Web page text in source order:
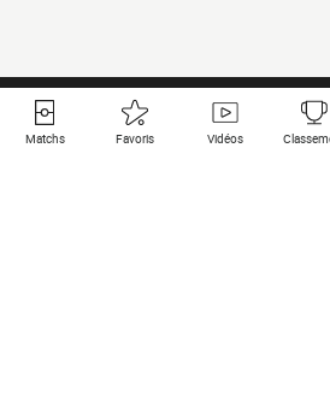
Matchs Favoris Vidéos